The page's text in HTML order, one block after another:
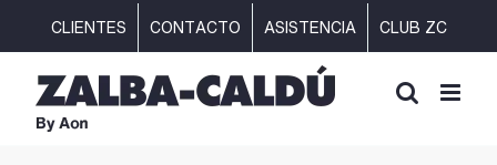
contenido
CLIENTES CONTACTO ASISTENCIA CLUB ZC